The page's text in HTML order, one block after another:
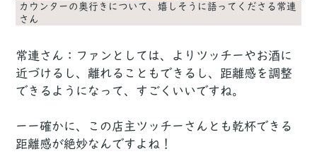
カウンターの奥行きについて、嬉しそうに語ってくださる常連
さん
常連さん：ファンとしては、よりツッチーやお酒に
近づけるし、離れることもできるし、距離感を調整
できるようになって、すごくいいですね。
ーー確かに、この店主ツッチーさんとも乾杯できる
距離感が絶妙なんですよね！